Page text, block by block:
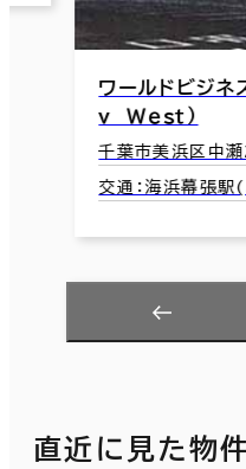
ワールドビジネ
ｖ Ｗｅｓｔ）
千葉市美浜区中
交通：海浜幕張
直近に見た物